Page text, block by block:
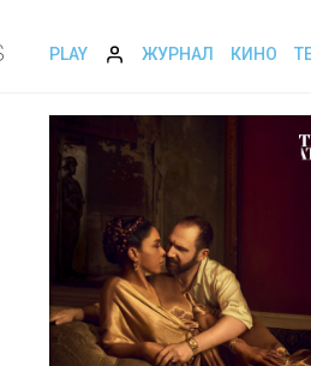
PLAY ЖУРНАЛ КИНО